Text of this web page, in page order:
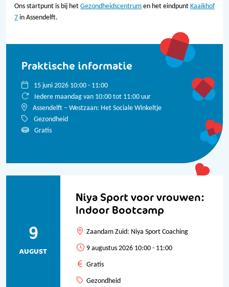
Ons startpunt is bij het Gezondheidscentrum en het eindpunt Kaaikhof
7 in Assendelft.
Praktische informatie
15 juni 2026 10:00 - 11:00
Iedere maandag van 10:00 tot 11:00 uur
Assendelft – Westzaan: Het Sociale Winkeltje
Gezondheid
Gratis
Niya Sport voor vrouwen:
Indoor Bootcamp
9
AUGUST
Zaandam Zuid: Niya Sport Coaching
9 augustus 2026 10:00 - 11:00
Gratis
Gezondheid